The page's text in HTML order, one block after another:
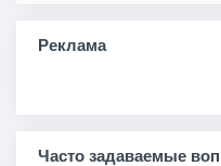
Реклама
Часто задаваемые